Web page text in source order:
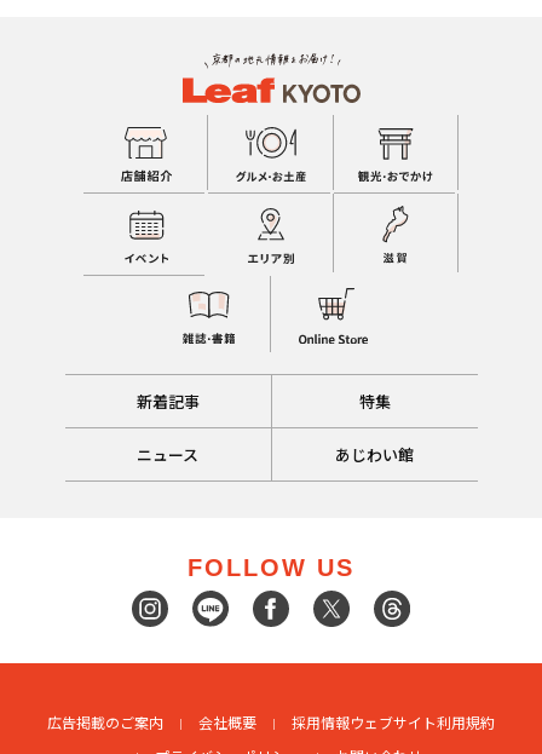
新着記事 特集
ニュース あじわい館
FOLLOW US
広告掲載のご案内 会社概要 採用情報ウェブサイト利用規約